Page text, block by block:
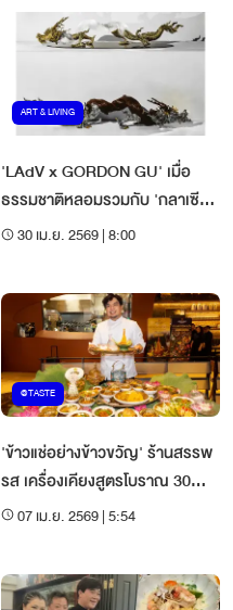
ART & LIVING
'LAdV x GORDON GU' เมื่อ
ธรรมชาติหลอมรวมกับ 'กลาเซียร์
คริสตัล'
30 เม.ย. 2569 | 8:00
@TASTE
'ข้าวแช่อย่างข้าวขวัญ' ร้านสรรพ
รส เครื่องเคียงสูตรโบราณ 30
อย่าง07 เม.ย. 2569 | 5:54